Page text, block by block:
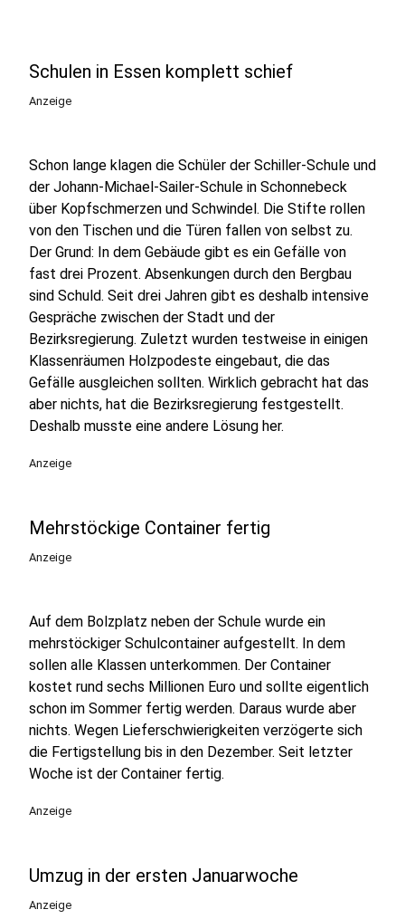
Schulen in Essen komplett schief
Anzeige
Schon lange klagen die Schüler der Schiller-Schule und
der Johann-Michael-Sailer-Schule in Schonnebeck
über Kopfschmerzen und Schwindel. Die Stifte rollen
von den Tischen und die Türen fallen von selbst zu.
Der Grund: In dem Gebäude gibt es ein Gefälle von
fast drei Prozent. Absenkungen durch den Bergbau
sind Schuld. Seit drei Jahren gibt es deshalb intensive
Gespräche zwischen der Stadt und der
Bezirksregierung. Zuletzt wurden testweise in einigen
Klassenräumen Holzpodeste eingebaut, die das
Gefälle ausgleichen sollten. Wirklich gebracht hat das
aber nichts, hat die Bezirksregierung festgestellt.
Deshalb musste eine andere Lösung her.
Anzeige
Mehrstöckige Container fertig
Anzeige
Auf dem Bolzplatz neben der Schule wurde ein
mehrstöckiger Schulcontainer aufgestellt. In dem
sollen alle Klassen unterkommen. Der Container
kostet rund sechs Millionen Euro und sollte eigentlich
schon im Sommer fertig werden. Daraus wurde aber
nichts. Wegen Lieferschwierigkeiten verzögerte sich
die Fertigstellung bis in den Dezember. Seit letzter
Woche ist der Container fertig.
Anzeige
Umzug in der ersten Januarwoche
Anzeige